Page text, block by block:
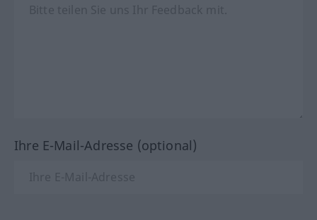
Ihre E-Mail-Adresse (optional)